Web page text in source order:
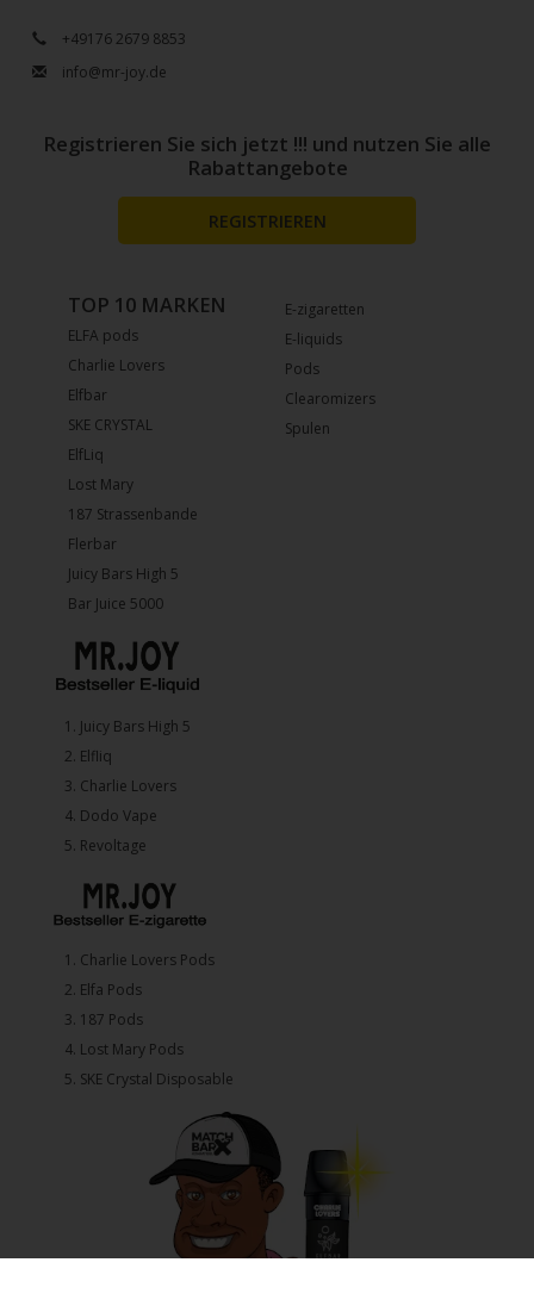
+49176 2679 8853
info@mr-joy.de
E-zigaretten
E-liquids
Pods
Clearomizers
Spulen
TOP 10 MARKEN
ELFA pods
Charlie Lovers
Elfbar
SKE CRYSTAL
ElfLiq
Lost Mary
187 Strassenbande
Flerbar
Juicy Bars High 5
Bar Juice 5000
1.⁠ ⁠Juicy Bars High 5
2.⁠ ⁠⁠Elfliq
3.⁠ ⁠⁠Charlie Lovers
4.⁠ ⁠⁠Dodo Vape
5. ⁠Revoltage
1.⁠ ⁠Charlie Lovers Pods
2.⁠ ⁠⁠Elfa Pods
3.⁠ ⁠⁠187 Pods
4.⁠ ⁠⁠Lost Mary Pods
5.⁠ ⁠⁠SKE Crystal Disposable
Registrieren Sie sich jetzt !!! und nutzen Sie alle
Rabattangebote
REGISTRIEREN